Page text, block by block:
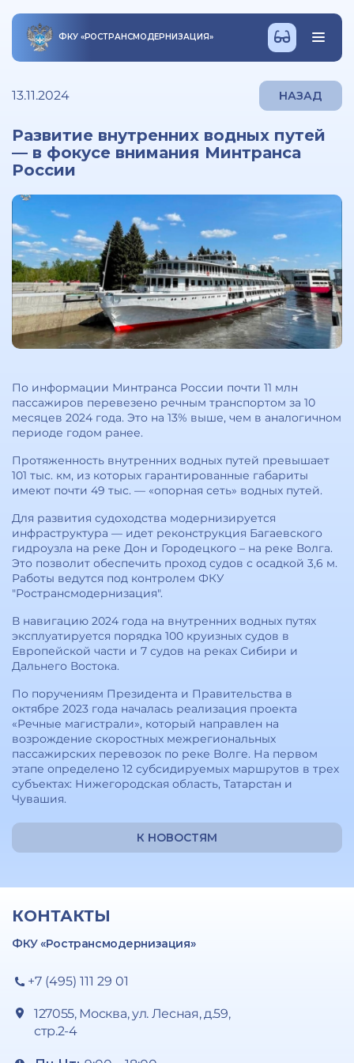
ФКУ «РОСТРАНСМОДЕРНИЗАЦИЯ»
13.11.2024 НАЗАД
Развитие внутренних водных путей
— в фокусе внимания Минтранса
России
По информации Минтранса России почти 11 млн
пассажиров перевезено речным транспортом за 10
месяцев 2024 года. Это на 13% выше, чем в аналогичном
периоде годом ранее.
Протяженность внутренних водных путей превышает
101 тыс. км, из которых гарантированные габариты
имеют почти 49 тыс. — «опорная сеть» водных путей.
Для развития судоходства модернизируется
инфраструктура — идет реконструкция Багаевского
гидроузла на реке Дон и Городецкого – на реке Волга.
Это позволит обеспечить проход судов с осадкой 3,6 м.
Работы ведутся под контролем ФКУ
"Ространсмодернизация".
В навигацию 2024 года на внутренних водных путях
эксплуатируется порядка 100 круизных судов в
Европейской части и 7 судов на реках Сибири и
Дальнего Востока.
По поручениям Президента и Правительства в
октябре 2023 года началась реализация проекта
«Речные магистрали», который направлен на
возрождение скоростных межрегиональных
пассажирских перевозок по реке Волге. На первом
этапе определено 12 субсидируемых маршрутов в трех
субъектах: Нижегородская область, Татарстан и
Чувашия.
К НОВОСТЯМ
КОНТАКТЫ
ФКУ «Ространсмодернизация»
+7 (495) 111 29 01
127055, Москва, ул. Лесная, д.59,
стр.2-4